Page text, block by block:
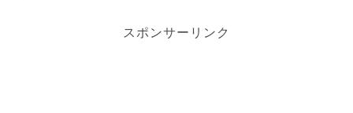
スポンサーリンク